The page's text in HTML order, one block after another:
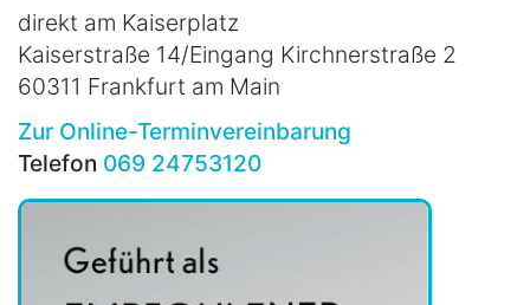
direkt am Kaiserplatz
Kaiserstraße 14/Eingang Kirchnerstraße 2
60311 Frankfurt am Main
Zur Online-Terminvereinbarung
Telefon 069 24753120